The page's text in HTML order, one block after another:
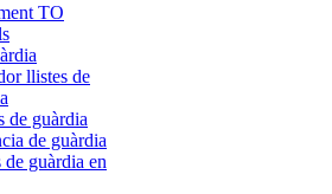
TO
llistes de
de guàrdia
de guàrdia
de guàrdia en